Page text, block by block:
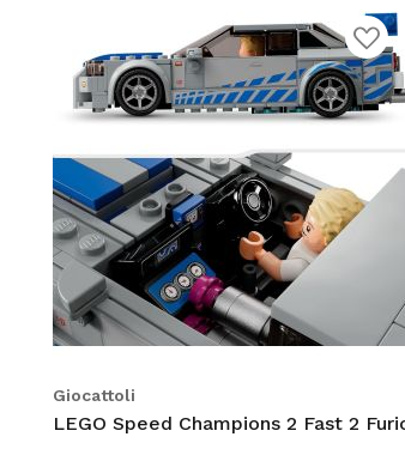
Aggiungi
alla
desideri
Giocattoli